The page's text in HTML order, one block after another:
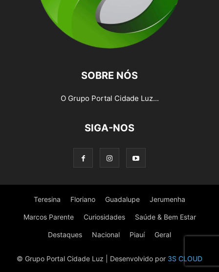
SOBRE NÓS
O Grupo Portal Cidade Luz...
SIGA-NOS
Teresina Floriano Guadalupe Jerumenha
Marcos Parente Curiosidades Saúde & Bem Estar
Destaques Nacional Piauí Geral
© Grupo Portal Cidade Luz | Desenvolvido por 3S CLOUD